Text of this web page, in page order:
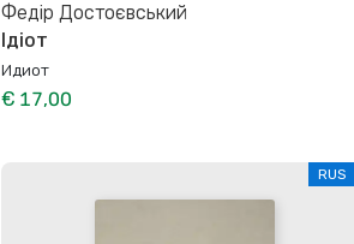
Федір Достоєвський
Ідіот
Идиот
€ 17,00
RUS